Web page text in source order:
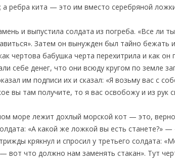
ребра кита — это им вместо серебряной
и выпустила солдата из погреба. «Все ли
Затем он вынужден был тайно бежать
чертова бабушка черта перехитрила и как он
себе денег, что они всюду кругом по земле
им подписи их и сказал: «Я возьму вас с
вы там получите, то я вас освобожу и из рук
море лежит дохлый морской кот — это,
«А какой же ложкой вы есть станете?»
крякнул и спросил у третьего солдата:
что должно нам заменять стакан». Тут